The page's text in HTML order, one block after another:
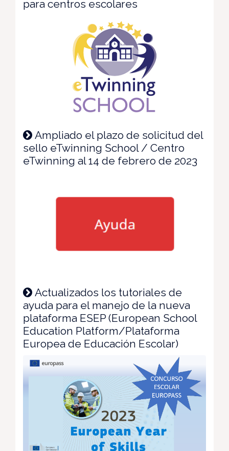
para centros escolares
Ampliado el plazo de solicitud del
sello eTwinning School / Centro
eTwinning al 14 de febrero de 2023
Actualizados los tutoriales de
ayuda para el manejo de la nueva
plataforma ESEP (European School
Education Platform/Plataforma
Europea de Educación Escolar)